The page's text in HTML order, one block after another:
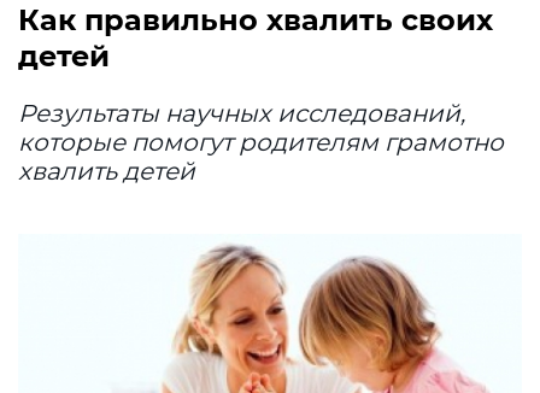
Как правильно хвалить своих
детей
Результаты научных исследований,
которые помогут родителям грамотно
хвалить детей